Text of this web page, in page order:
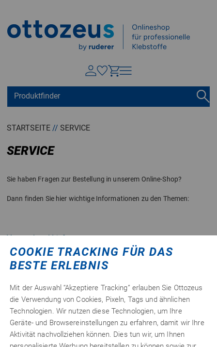
Springen zu
Tastaturkurzbefehle
STARTSEITE // SERVICE
SERVICE
Sie haben Fragen zur Bestellung in unserem Online-Shop?
Dann finden Sie hier wichtige Informationen zu den Themen:
Versand und Lieferung
Widerruf
Zahlungsarten
In den entsprechenden Menü punkten finden Sie eine Auflistung
der Länder, in die wir versenden. Ebenfalls finden Sie dort die
jeweiligen Versandkosten.
Im Untermenü Widerruf finden Sie die Muster Widerrufsbelehrung
und das Rücksendeformular als PDF zum Download.
COOKIE TRACKING FÜR DAS
BESTE ERLEBNIS
Mit der Auswahl “Akzeptiere Tracking” erlauben Sie Ottozeus
die Verwendung von Cookies, Pixeln, Tags und ähnlichen
Technologien. Wir nutzen diese Technologien, um Ihre
Geräte- und Browsereinstellungen zu erfahren, damit wir Ihre
Aktivität nachvollziehen können. Dies tun wir, um Ihnen